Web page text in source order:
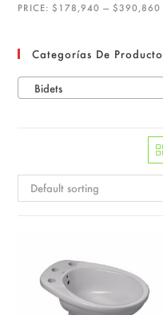
PRICE: $178,940 — $390,860
Categorías De Producto
Bidets
Default sorting